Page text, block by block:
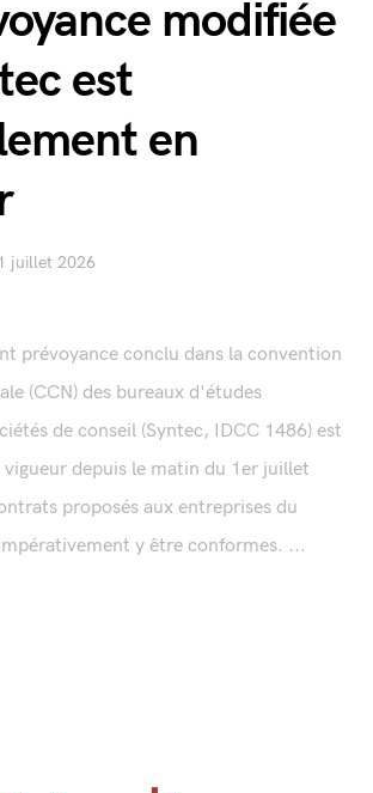
modifiée
est
en
juillet 2026
prévoyance conclu dans la convention
(CCN) des bureaux d'études
de conseil (Syntec, IDCC 1486) est
depuis le matin du 1er juillet
proposés aux entreprises du
y être conformes. ...